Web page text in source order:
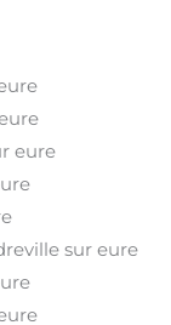
eure
sur eure